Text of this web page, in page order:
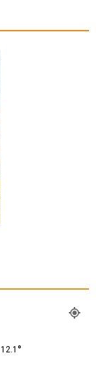
12.1 °